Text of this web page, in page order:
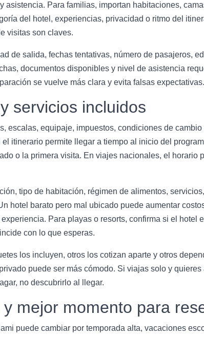
asistencia. Para familias, importan habitaciones,
del hotel, experiencias, privacidad o ritmo del
visitas son claves.
de salida, fechas tentativas, número de pasajeros,
documentos disponibles y nivel de asistencia
se vuelve más clara y evita falsas expectativas.
servicios incluidos
escalas, equipaje, impuestos, condiciones de
itinerario permite llegar a tiempo al inicio del
o la primera visita. En viajes nacionales, el horario
tipo de habitación, régimen de alimentos,
hotel barato pero mal ubicado puede aumentar
Para playas o resorts, confirma si el hotel
con lo que esperas.
los incluyen, otros los cotizan aparte y otros
puede ser más cómodo. Si viajas solo y
no descubrirlo al llegar.
mejor momento para
puede cambiar por temporada alta, vacaciones